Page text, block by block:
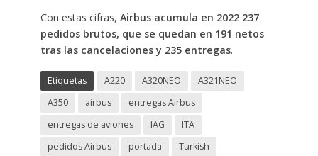
Con estas cifras, Airbus acumula en 2022 237
pedidos brutos, que se quedan en 191 netos
tras las cancelaciones y 235 entregas.
Etiquetas A220 A320NEO
A321NEO
A350
airbus
entregas Airbus
entregas de aviones
IAG
ITA
pedidos Airbus
portada Turkish